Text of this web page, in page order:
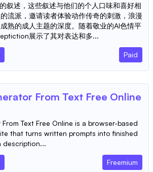
叙述，这些叙述与他们的个人口味和喜好相
流派，邀请读者体验动作传奇的刺激，浪漫
熟的成人主题的深度。随着敬业的AI色情平
展示了其对表达和多...
Paid
From Text Free Online
Text Free Online is a browser-based
that turns written prompts into finished
description...
Freemium